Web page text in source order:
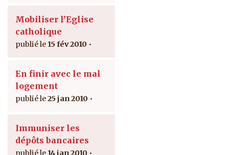
Mobiliser l’Eglise
catholique
15 fév 2010
En finir avec le mal
logement
25 jan 2010
Immuniser les
dépôts bancaires
14 jan 2010